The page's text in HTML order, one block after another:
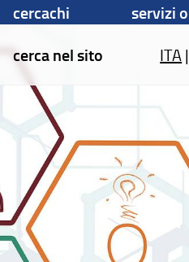
cercachi
servizi
cerca nel sito
ITA|